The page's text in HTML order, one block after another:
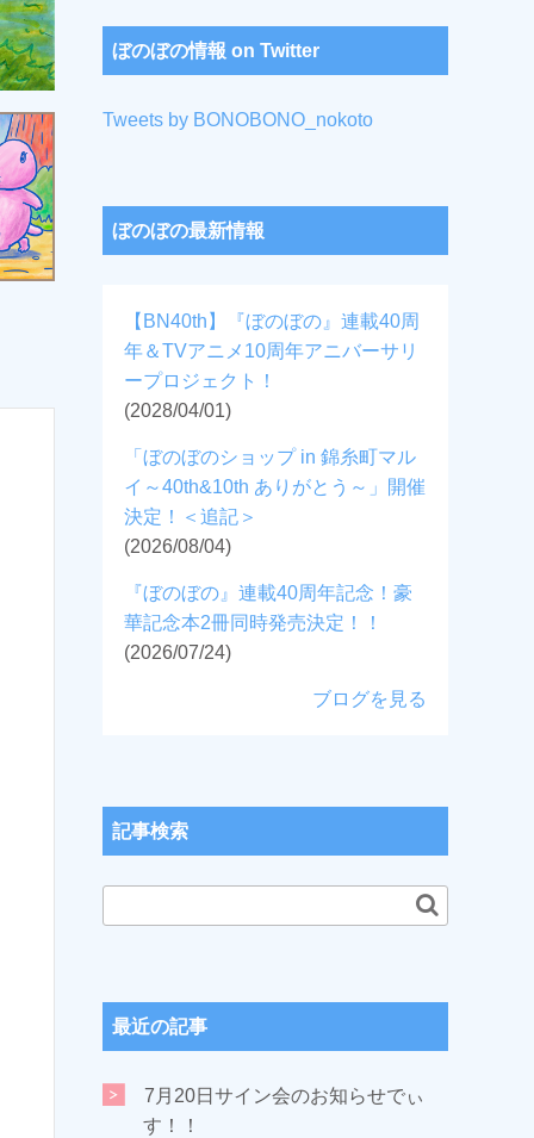
ぼのぼの情報 on Twitter
Tweets by BONOBONO_nokoto
ぼのぼの最新情報
【BN40th】『ぼのぼの』連載40周
年＆TVアニメ10周年アニバーサリ
ープロジェクト！
(2028/04/01)
「ぼのぼのショップ in 錦糸町マル
イ～40th&10th ありがとう～」開催
決定！＜追記＞
(2026/08/04)
『ぼのぼの』連載40周年記念！豪
華記念本2冊同時発売決定！！
(2026/07/24)
ブログを見る
記事検索
最近の記事
7月20日サイン会のお知らせでぃ
す！！